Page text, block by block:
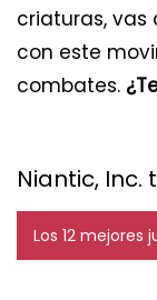
criaturas, vas
con este
combates.
Niantic,
Los 12 mejores